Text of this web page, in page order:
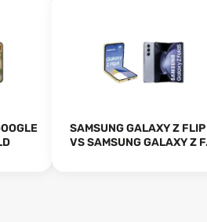
SAMSUNG GALAXY Z
VS SAMSUNG GALAXY Z